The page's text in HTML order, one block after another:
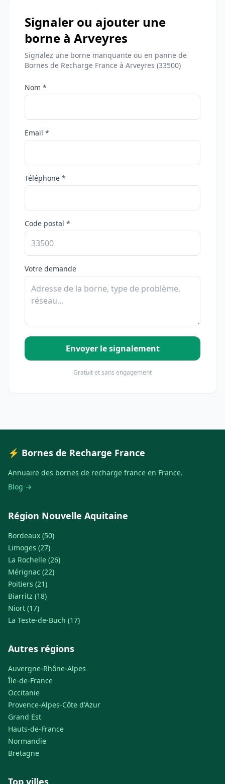
Signaler ou ajouter une
borne à Arveyres
Signalez une borne manquante ou en panne de
Bornes de Recharge France à Arveyres (33500)
Nom *
Email *
Téléphone *
Code postal *
Votre demande
Envoyer le signalement
Gratuit et sans engagement
⚡ Bornes de Recharge France
Annuaire des bornes de recharge france en France.
Blog →
Région Nouvelle Aquitaine
Bordeaux (50)
Limoges (27)
La Rochelle (26)
Mérignac (22)
Poitiers (21)
Biarritz (18)
Niort (17)
La Teste-de-Buch (17)
Autres régions
Auvergne-Rhône-Alpes
Île-de-France
Occitanie
Provence-Alpes-Côte d'Azur
Grand Est
Hauts-de-France
Normandie
Bretagne
Top villes